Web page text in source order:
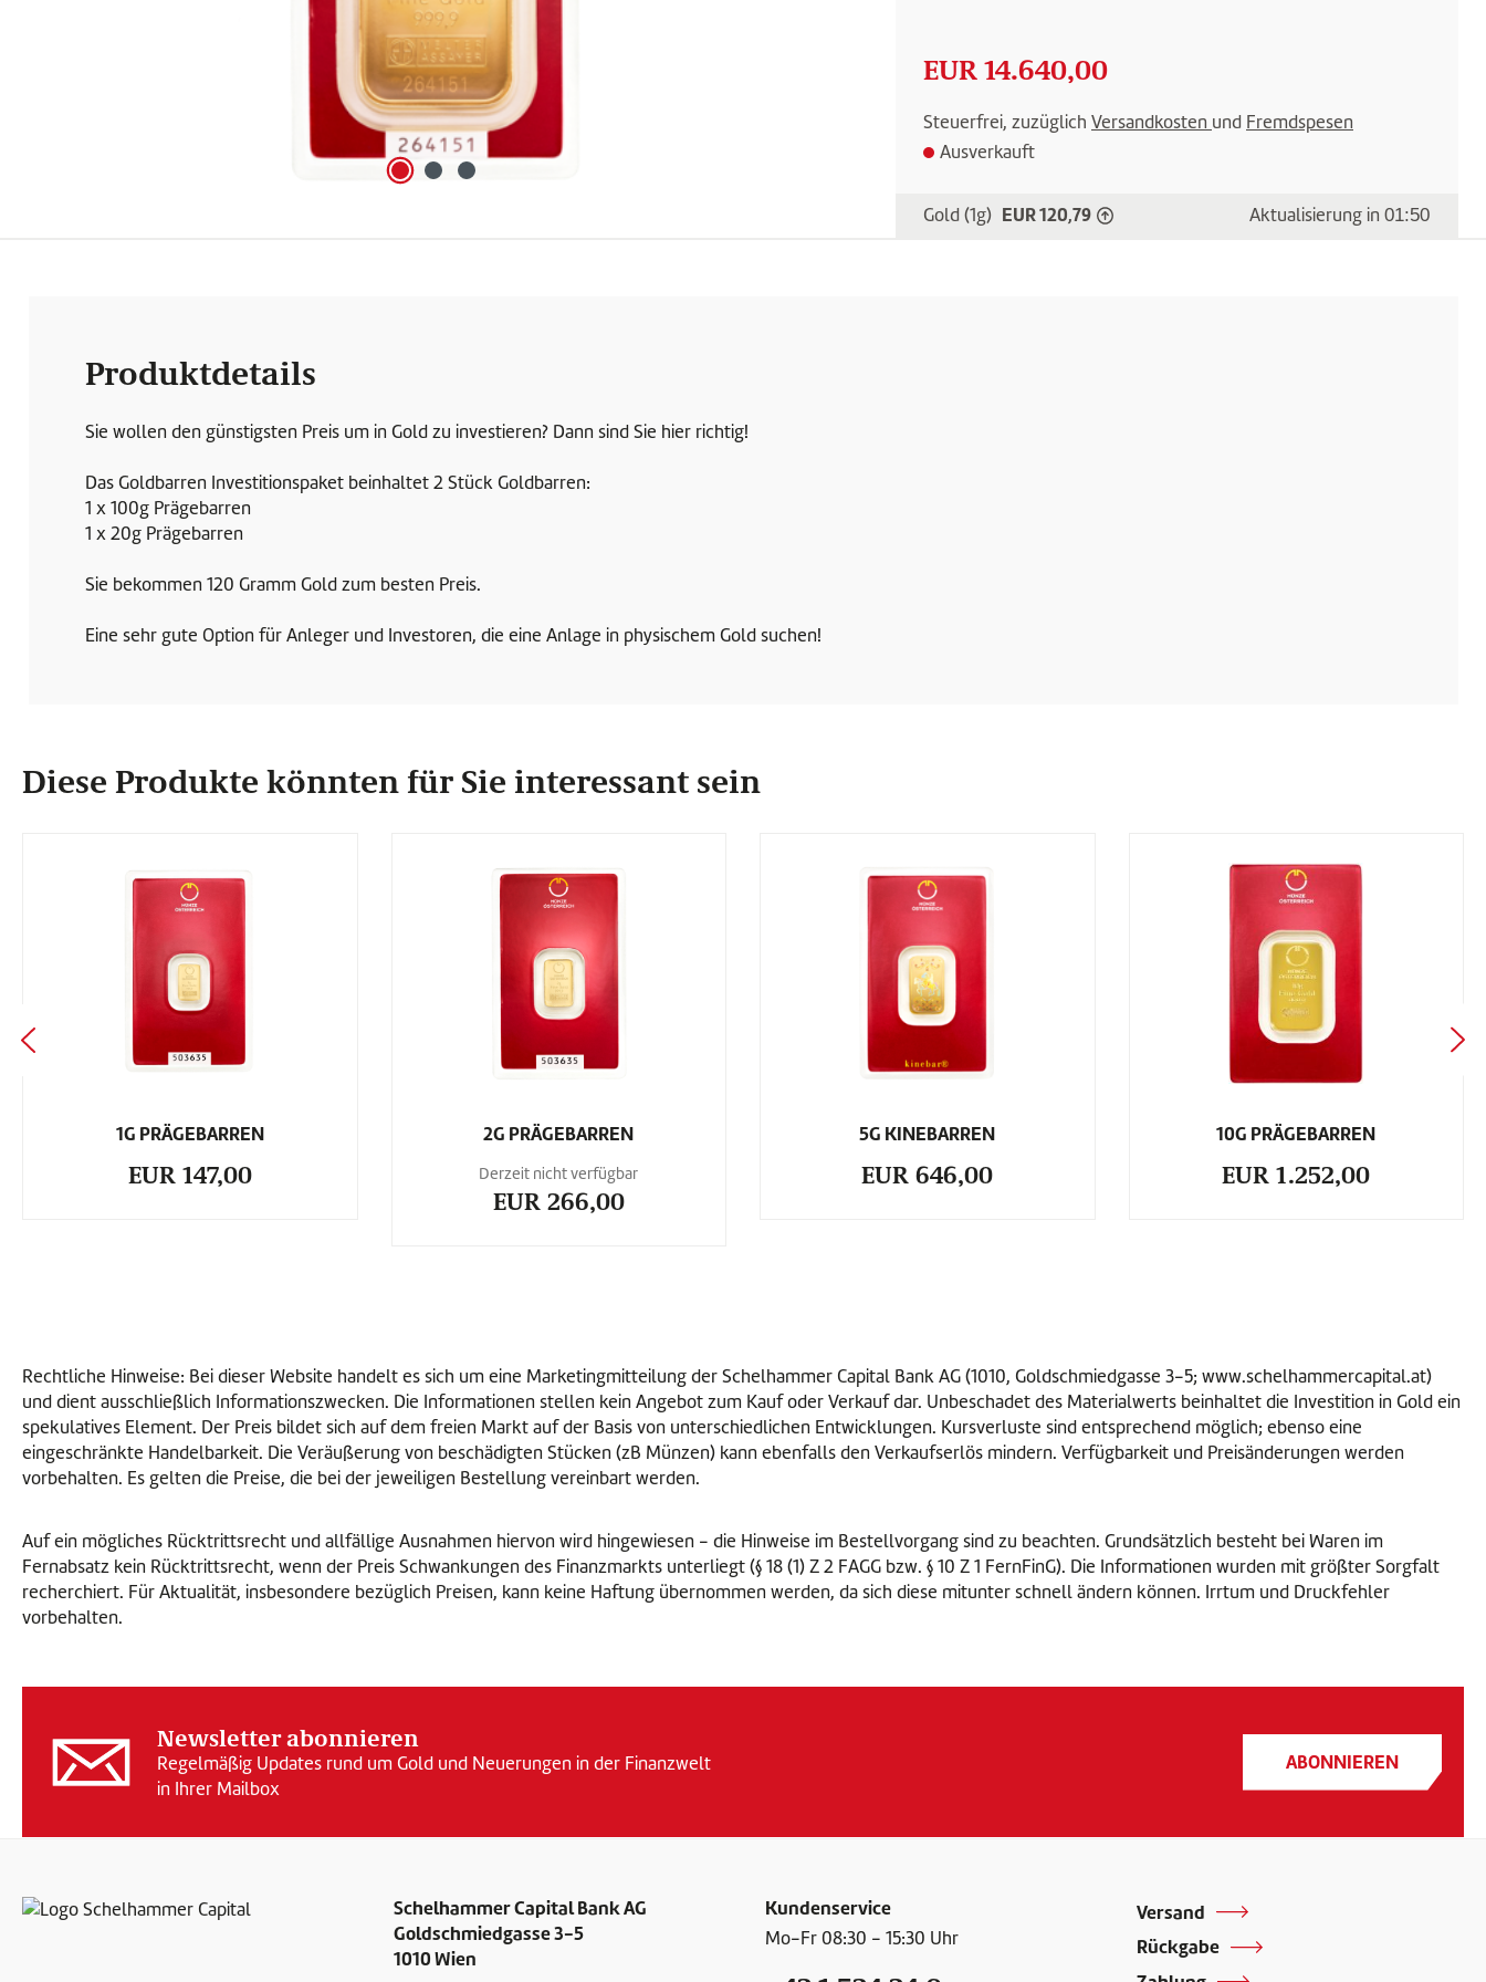
EUR 14.640,00
Steuerfrei, zuzüglich Versandkosten und Fremdspesen
Ausverkauft
Gold (1g) EUR 120,79 Gold-Preis ist gestiegenAktualisierung in 01:49
Produktdetails
Sie wollen den günstigsten Preis um in Gold zu investieren? Dann sind Sie hier richtig!
Das Goldbarren Investitionspaket beinhaltet 2 Stück Goldbarren:
1 x 100g Prägebarren
1 x 20g Prägebarren
Sie bekommen 120 Gramm Gold zum besten Preis.
Eine sehr gute Option für Anleger und Investoren, die eine Anlage in physischem Gold suchen!
Diese Produkte könnten für Sie interessant sein
1G PRÄGEBARREN
EUR 147,00
2G PRÄGEBARREN
Derzeit nicht verfügbar
EUR 266,00
5G KINEBARREN
EUR 646,00
10G PRÄGEBARREN
EUR 1.252,00
Rechtliche Hinweise: Bei dieser Website handelt es sich um eine Marketingmitteilung der Schelhammer Capital Bank AG (1010, Goldschmiedgasse 3-5; www.schelhammercapital.at)
und dient ausschließlich Informationszwecken. Die Informationen stellen kein Angebot zum Kauf oder Verkauf dar. Unbeschadet des Materialwerts beinhaltet die Investition in Gold ein
spekulatives Element. Der Preis bildet sich auf dem freien Markt auf der Basis von unterschiedlichen Entwicklungen. Kursverluste sind entsprechend möglich; ebenso eine
eingeschränkte Handelbarkeit. Die Veräußerung von beschädigten Stücken (zB Münzen) kann ebenfalls den Verkaufserlös mindern. Verfügbarkeit und Preisänderungen werden
vorbehalten. Es gelten die Preise, die bei der jeweiligen Bestellung vereinbart werden.
Auf ein mögliches Rücktrittsrecht und allfällige Ausnahmen hiervon wird hingewiesen - die Hinweise im Bestellvorgang sind zu beachten. Grundsätzlich besteht bei Waren im
Fernabsatz kein Rücktrittsrecht, wenn der Preis Schwankungen des Finanzmarkts unterliegt (§ 18 (1) Z 2 FAGG bzw. § 10 Z 1 FernFinG). Die Informationen wurden mit größter Sorgfalt
recherchiert. Für Aktualität, insbesondere bezüglich Preisen, kann keine Haftung übernommen werden, da sich diese mitunter schnell ändern können. Irrtum und Druckfehler
vorbehalten.
Newsletter abonnieren
Regelmäßig Updates rund um Gold und Neuerungen in der Finanzwelt
in Ihrer Mailbox
ABONNIEREN
Schelhammer Capital Bank AG
Goldschmiedgasse 3-5
1010 Wien
Kundenservice
Mo-Fr 08:30 - 15:30 Uhr
Versand
Rückgabe